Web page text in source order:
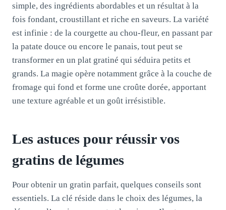
simple, des ingrédients abordables et un résultat à la
fois fondant, croustillant et riche en saveurs. La variété
est infinie : de la courgette au chou-fleur, en passant par
la patate douce ou encore le panais, tout peut se
transformer en un plat gratiné qui séduira petits et
grands. La magie opère notamment grâce à la couche de
fromage qui fond et forme une croûte dorée, apportant
une texture agréable et un goût irrésistible.
Les astuces pour réussir vos
gratins de légumes
Pour obtenir un gratin parfait, quelques conseils sont
essentiels. La clé réside dans le choix des légumes, la